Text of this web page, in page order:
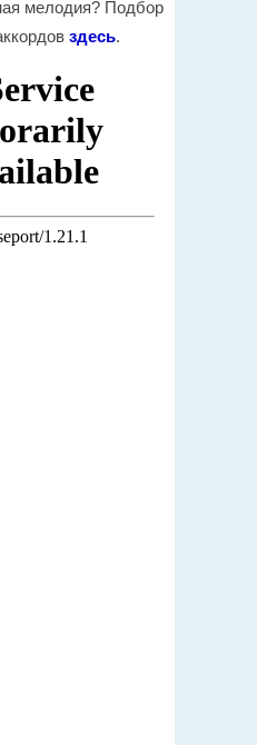
мелодия? Подбор
здесь.